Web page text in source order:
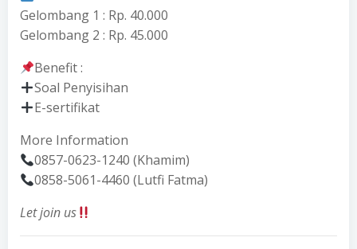
Gelombang 1 : Rp. 40.000
Gelombang 2 : Rp. 45.000
Benefit :
Soal Penyisihan
E-sertifikat
More Information
0857-0623-1240 (Khamim)
0858-5061-4460 (Lutfi Fatma)
Let join us